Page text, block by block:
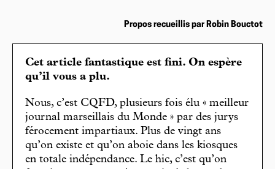
Propos recueillis par Robin Bouctot
Cet article fantastique est fini. On espère
qu’il vous a plu.
Nous, c’est CQFD, plusieurs fois élu « meilleur
journal marseillais du Monde » par des jurys
férocement impartiaux. Plus de vingt ans
qu’on existe et qu’on aboie dans les kiosques
en totale indépendance. Le hic, c’est qu’on